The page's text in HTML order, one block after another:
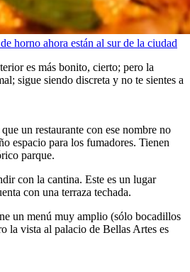
horno ahora están al sur de la ciudad
es más bonito, cierto; pero la
sigue siendo discreta y no te sientes a
un restaurante con ese nombre no
espacio para los fumadores. Tienen
parque.
con la cantina. Este es un lugar
con una terraza techada.
un menú muy amplio (sólo bocadillos
la vista al palacio de Bellas Artes es